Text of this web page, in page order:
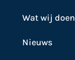
Wat wij doen
Nieuws